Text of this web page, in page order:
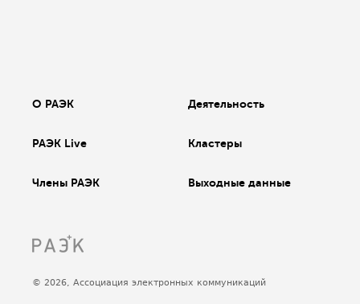
О РАЭК Деятельность
РАЭК Live Кластеры
Члены РАЭК Выходные данные
© 2026, Ассоциация электронных коммуникаций